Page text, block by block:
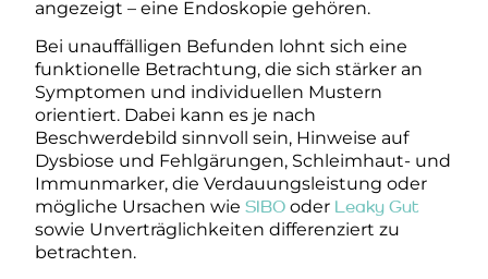
angezeigt – eine Endoskopie gehören.
Bei unauffälligen Befunden lohnt sich eine
funktionelle Betrachtung, die sich stärker an
Symptomen und individuellen Mustern
orientiert. Dabei kann es je nach
Beschwerdebild sinnvoll sein, Hinweise auf
Dysbiose und Fehlgärungen, Schleimhaut- und
Immunmarker, die Verdauungsleistung oder
mögliche Ursachen wieSIBO oder Leaky Gut
sowie Unverträglichkeiten differenziert zu
betrachten.